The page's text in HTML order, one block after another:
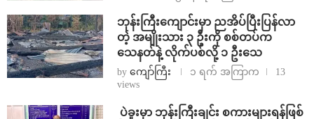
ဘုန်းကြီးကျောင်းမှာ ညအိပ်ပြီးပြန်လာ
တဲ့ အမျိုးသား ၃ ဦးကို စစ်တပ်က
သေနတ်နဲ့ လိုက်ပစ်လို့ ၁ ဦးသေ
by ကျော်ကြီး ၁ ရက် အကြာက
13
views
⁩ ⁨ပဲခူးမှာ ဘုန်းကြီးချင်း စကားများရန်ဖြစ်